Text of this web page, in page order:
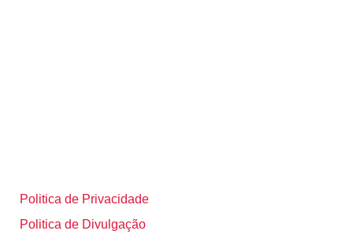
Politica de Privacidade
Politica de Divulgação